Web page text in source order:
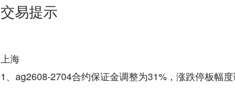
交易提示
上海
1、ag2608-2704合约保证金调整为31%，涨跌停板幅度